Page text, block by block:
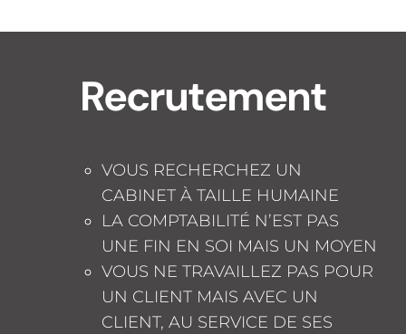
Recrutement
VOUS RECHERCHEZ UN
CABINET À TAILLE HUMAINE
LA COMPTABILITÉ N’EST PAS
UNE FIN EN SOI MAIS UN MOYEN
VOUS NE TRAVAILLEZ PAS POUR
UN CLIENT MAIS AVEC UN
CLIENT, AU SERVICE DE SES